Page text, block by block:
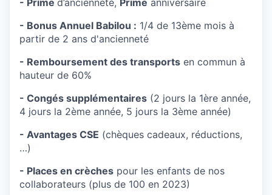
- Prime d’ancienneté, Prime anniversaire
- Bonus Annuel Babilou : 1/4 de 13ème mois à
partir de 2 ans d'ancienneté
- Remboursement des transports en commun à
hauteur de 60%
- Congés supplémentaires (2 jours la 1ère année,
4 jours la 2ème année, 5 jours la 3ème année)
- Avantages CSE (chèques cadeaux, réductions,
…)
- Places en crèches pour les enfants de nos
collaborateurs (plus de 100 en 2023)